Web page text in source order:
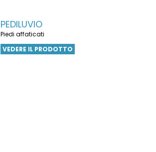
PEDILUVIO
Piedi affaticati
VEDERE IL PRODOTTO